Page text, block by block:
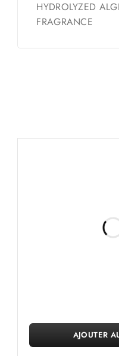
HYDROLYZED
FRAGRANCE
AJOUTER